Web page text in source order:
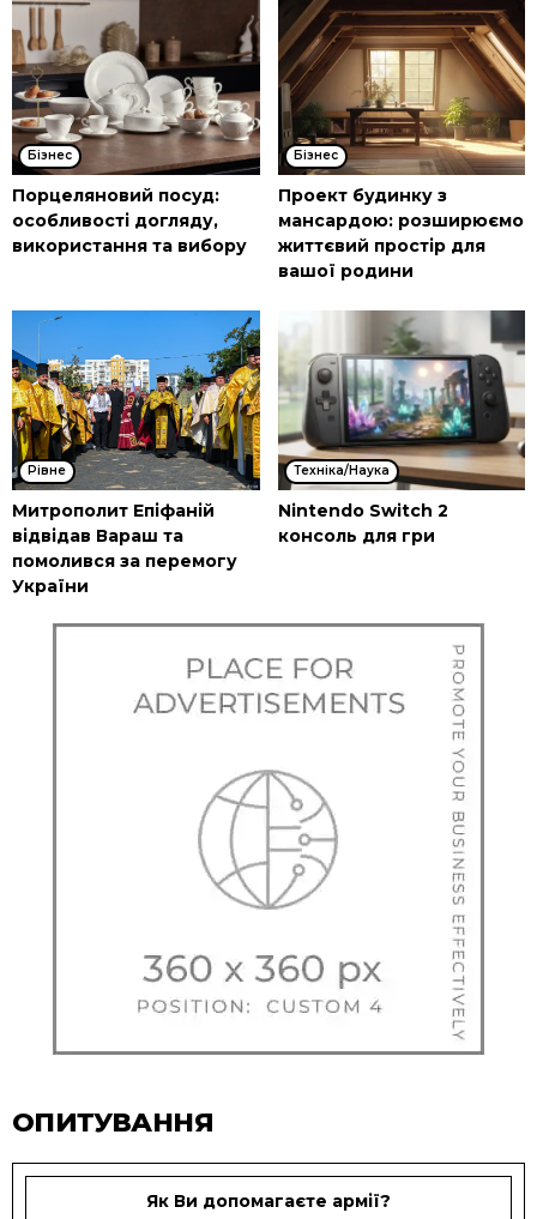
Бізнес
Порцеляновий посуд:
особливості догляду,
використання та вибору
Бізнес
Проект будинку з
мансардою: розширюємо
життєвий простір для
вашої родини
Рівне
Митрополит Епіфаній
відвідав Вараш та
помолився за перемогу
України
Техніка/Наука
Nintendo Switch 2
консоль для гри
ОПИТУВАННЯ
Як Ви допомагаєте армії?